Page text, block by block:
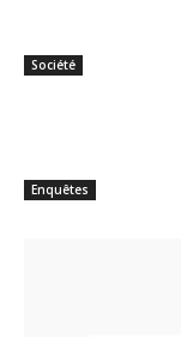
Société
Enquêtes